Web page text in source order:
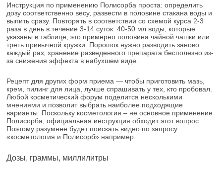
Инструкция по применению Полисорба проста: определить
дозу соответственно весу, развести в половине стакана воды и
выпить сразу. Повторять в соответствии со схемой курса 2-3
раза в день в течение 3-14 суток. 40-50 мл воды, которые
указаны в таблице, это примерно половина чайной чашки или
треть привычной кружки. Порошок нужно разводить заново
каждый раз, хранение разведенного препарата бесполезно из-
за снижения эффекта в набухшем виде.
Рецепт для других форм приема — чтобы приготовить мазь,
крем, пилинг для лица, лучше спрашивать у тех, кто пробовал.
Любой косметический форум поделится несколькими
мнениями и позволит выбрать наиболее подходящие
варианты. Поскольку косметология – не основное применение
Полисорба, официальная инструкция обходит этот вопрос.
Поэтому разумнее будет поискать видео по запросу
«косметология и Полисорб» например.
Дозы, граммы, миллилитры